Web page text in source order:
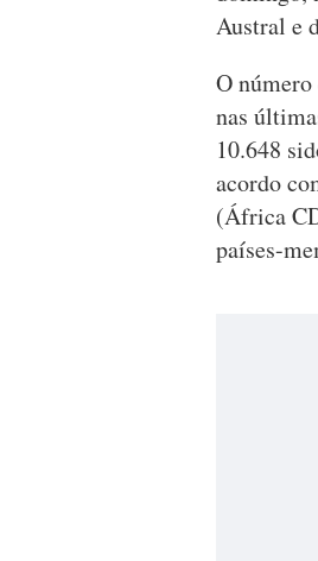
Austral e
O
nas
10.648
acordo
(África
países-